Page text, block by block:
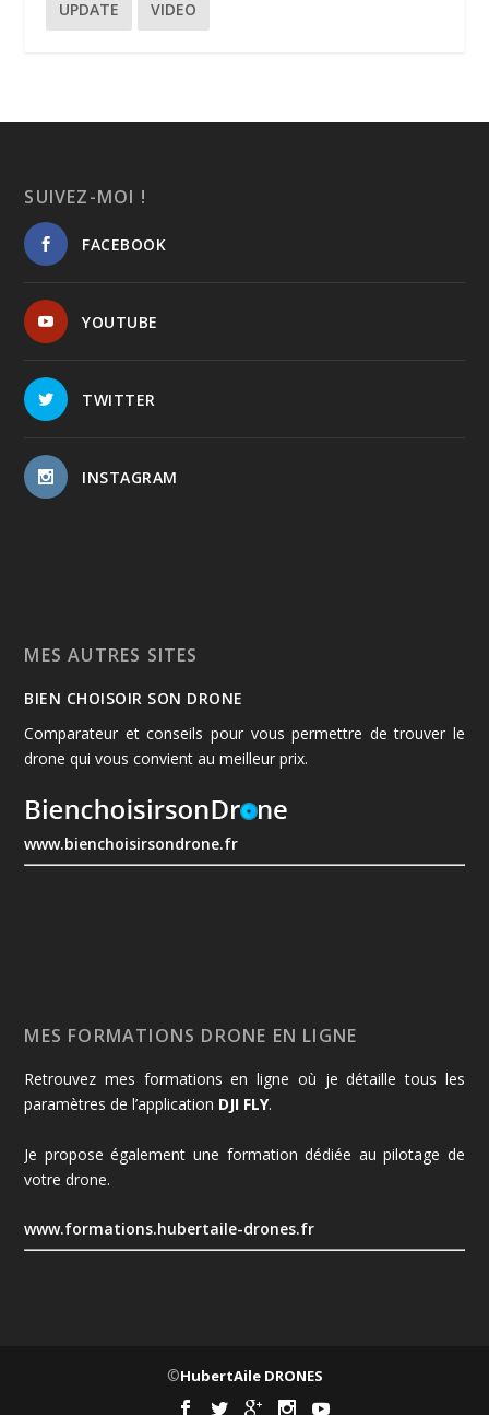
UPDATE VIDEO
SUIVEZ-MOI !
FACEBOOK
YOUTUBE
TWITTER
INSTAGRAM
MES AUTRES SITES
BIEN CHOISOIR SON DRONE
Comparateur et conseils pour vous permettre de trouver le
drone qui vous convient au meilleur prix.
www.bienchoisirsondrone.fr
MES FORMATIONS DRONE EN LIGNE
Retrouvez mes formations en ligne où je détaille tous les
paramètres de l’application DJI FLY.
Je propose également une formation dédiée au pilotage de
votre drone.
www.formations.hubertaile-drones.fr
©HubertAile DRONES